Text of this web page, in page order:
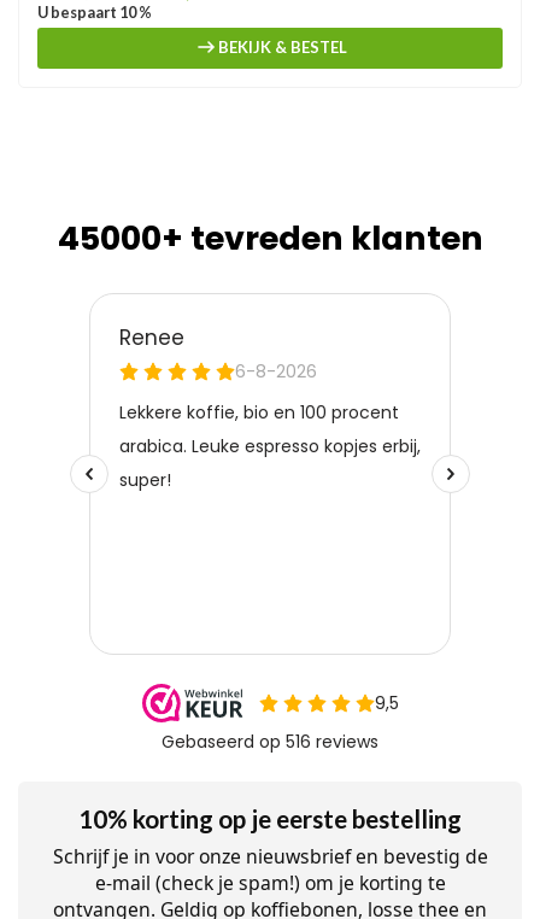
U bespaart 10 %
BEKIJK & BESTEL
45000+ tevreden klanten
10% korting op je eerste bestelling
Schrijf je in voor onze nieuwsbrief en bevestig de
e-mail (check je spam!) om je korting te
ontvangen. Geldig op koffiebonen, losse thee en